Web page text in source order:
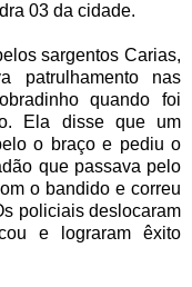
03 da cidade.
sargentos Carias,
patrulhamento nas
quando foi
Ela disse que um
o braço e pediu o
que passava pelo
o bandido e correu
policiais deslocaram
e lograram êxito